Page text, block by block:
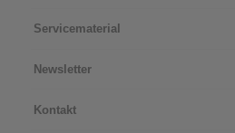
Servicematerial
Newsletter
Kontakt